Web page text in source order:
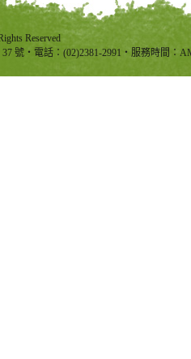
Reserved
37 號‧電話：(02)2381-2991‧服務時間：